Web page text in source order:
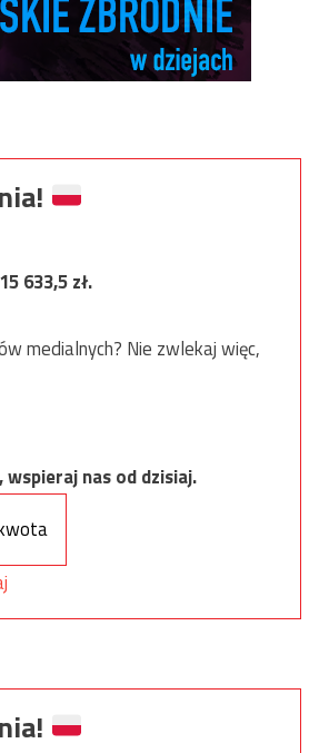
15 633,5zł.
medialnych? Nie zwlekaj więc,
nas od dzisiaj.